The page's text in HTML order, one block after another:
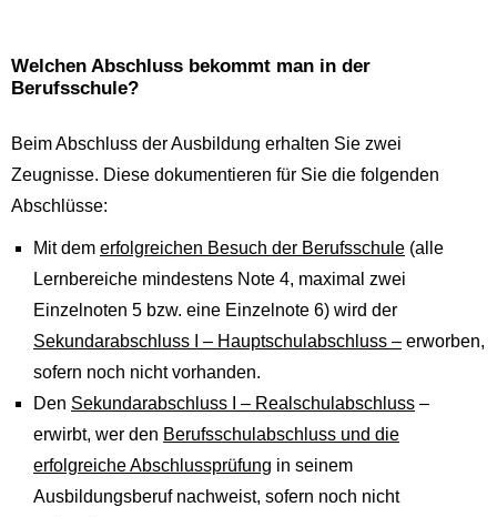
Welchen Abschluss bekommt man in der
Berufsschule?
Beim Abschluss der Ausbildung erhalten Sie zwei
Zeugnisse. Diese dokumentieren für Sie die folgenden
Abschlüsse:
Mit dem erfolgreichen Besuch der Berufsschule (alle
Lernbereiche mindestens Note 4, maximal zwei
Einzelnoten 5 bzw. eine Einzelnote 6) wird der
Sekundarabschluss I – Hauptschulabschluss – erworben,
sofern noch nicht vorhanden.
Den Sekundarabschluss I – Realschulabschluss –
erwirbt, wer den Berufsschulabschluss und die
erfolgreiche Abschlussprüfung in seinem
Ausbildungsberuf nachweist, sofern noch nicht